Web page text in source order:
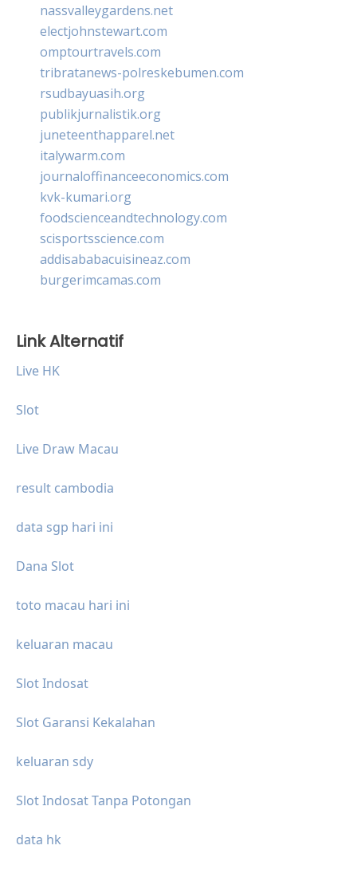
nassvalleygardens.net
electjohnstewart.com
omptourtravels.com
tribratanews-polreskebumen.com
rsudbayuasih.org
publikjurnalistik.org
juneteenthapparel.net
italywarm.com
journaloffinanceeconomics.com
kvk-kumari.org
foodscienceandtechnology.com
scisportsscience.com
addisababacuisineaz.com
burgerimcamas.com
Link Alternatif
Live HK
Slot
Live Draw Macau
result cambodia
data sgp hari ini
Dana Slot
toto macau hari ini
keluaran macau
Slot Indosat
Slot Garansi Kekalahan
keluaran sdy
Slot Indosat Tanpa Potongan
data hk